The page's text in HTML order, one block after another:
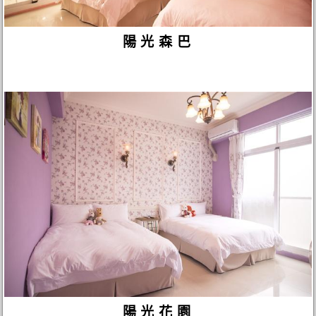
陽光森巴
陽光花園